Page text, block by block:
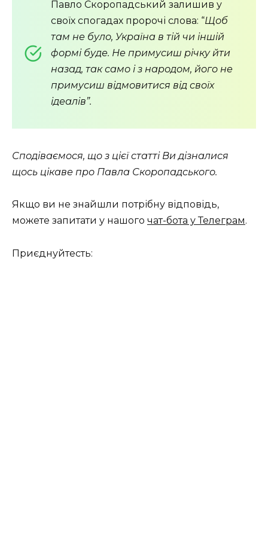
Павло Скоропадський залишив у
своїх спогадах пророчі слова: “Щоб
там не було, Україна в тій чи іншій
формі буде. Не примусиш річку йти
назад, так само і з народом, його не
примусиш відмовитися від своїх
ідеалів”.
Сподіваємося, що з цієї статті Ви дізналися
щось цікаве про Павла Скоропадського.
Якщо ви не знайшли потрібну відповідь,
можете запитати у нашого чат-бота у Телеграм.
Приєднуйтесть: